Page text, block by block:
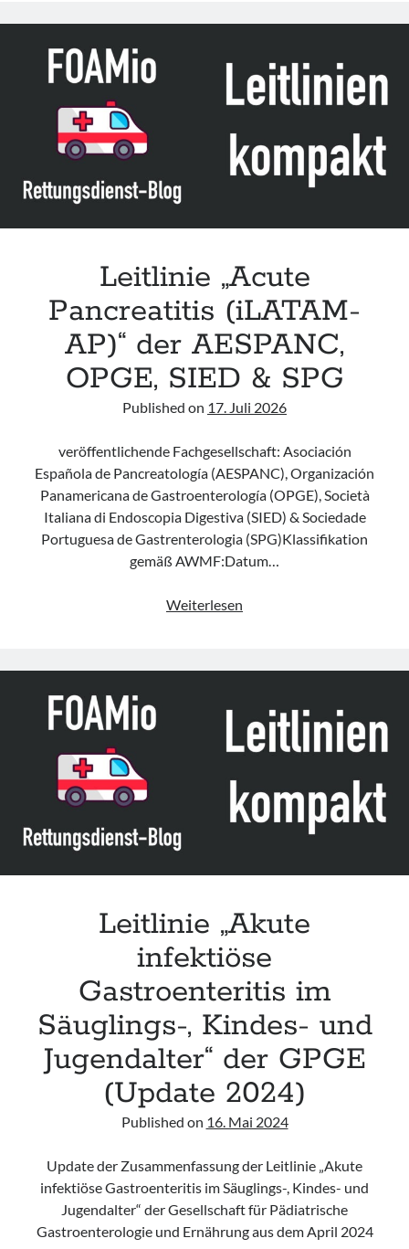
Kindes-
Jugendalter
–
Bildgebende
der
GPR
Leitlinie „Acute
Pancreatitis (iLATAM-
AP)“ der AESPANC,
OPGE, SIED & SPG
Published on 17. Juli 2026
veröffentlichende Fachgesellschaft: Asociación
Española de Pancreatología (AESPANC), Organización
Panamericana de Gastroenterología (OPGE), Società
Italiana di Endoscopia Digestiva (SIED) & Sociedade
Portuguesa de Gastrenterologia (SPG)Klassifikation
gemäß AWMF:Datum…
Weiterlesen
(iLATAM-
AESPANC,
OPGE,
&
SPG
Leitlinie „Akute
infektiöse
Gastroenteritis im
Säuglings-, Kindes- und
Jugendalter“ der GPGE
(Update 2024)
Published on 16. Mai 2024
Update der Zusammenfassung der Leitlinie „Akute
infektiöse Gastroenteritis im Säuglings-, Kindes- und
Jugendalter“ der Gesellschaft für Pädiatrische
Gastroenterologie und Ernährung aus dem April 2024